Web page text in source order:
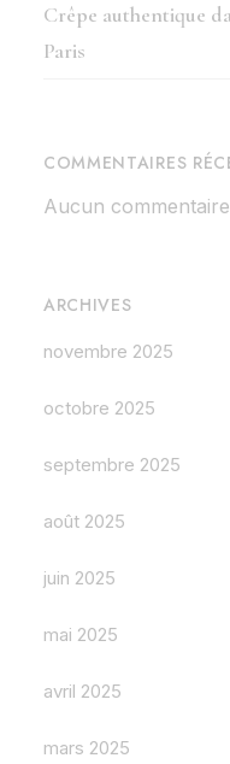
Crêpe authentique
Paris
COMMENTAIRES
Aucun
ARCHIVES
novembre 2025
octobre 2025
septembre 2025
août 2025
juin 2025
mai 2025
avril 2025
mars 2025